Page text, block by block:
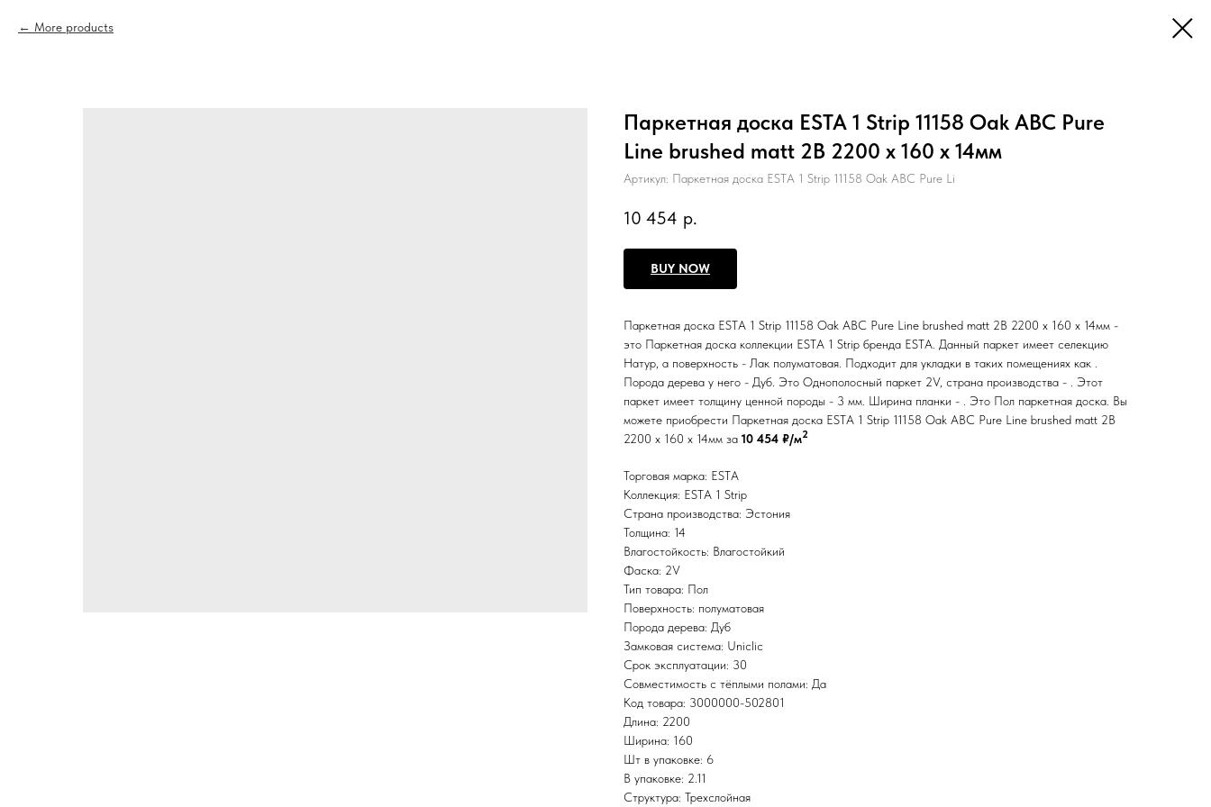
More products
Паркетная доска ESTA 1 Strip 11158 Oak ABC Pure
Line brushed matt 2B 2200 x 160 x 14мм
Артикул: Паркетная доска ESTA 1 Strip 11158 Oak ABC Pure Li
10 454 р.
BUY NOW
Паркетная доска ESTA 1 Strip 11158 Oak ABC Pure Line brushed matt 2B 2200 x 160 x 14мм -
это Паркетная доска коллекции ESTA 1 Strip бренда ESTA. Данный паркет имеет селекцию
Натур, а поверхность - Лак полуматовая. Подходит для укладки в таких помещениях как .
Порода дерева у него - Дуб. Это Однополосный паркет 2V, страна производства - . Этот
паркет имеет толщину ценной породы - 3 мм. Ширина планки - . Это Пол паркетная доска. Вы
можете приобрести Паркетная доска ESTA 1 Strip 11158 Oak ABC Pure Line brushed matt 2B
2200 x 160 x 14мм за 10 454 ₽/м2
Торговая марка: ESTA
Коллекция: ESTA 1 Strip
Страна производства: Эстония
Толщина: 14
Влагостойкость: Влагостойкий
Фаска: 2V
Тип товара: Пол
Поверхность: полуматовая
Порода дерева: Дуб
Замковая система: Uniclic
Срок эксплуатации: 30
Совместимость с тёплыми полами: Да
Код товара: 3000000-502801
Длина: 2200
Ширина: 160
Шт в упаковке: 6
В упаковке: 2.11
Структура: Трехслойная